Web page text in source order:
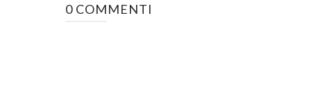
0 COMMENTI